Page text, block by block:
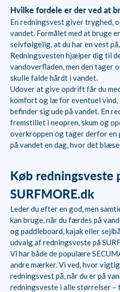
Hvilke fordele er der ved at
En redningsvest giver tryghed,
vandet. Formålet med at bruge
selvfølgelig, at du har en vest
Redningsvesten hjælper dig til
vandoverfladen, men den tager
skulle falde hårdt i vandet.
Udover at give opdrift får du
komfort og læ for eventuel vind,
befinder sig ude på vandet. En
fremstillet i neopren, skum og
overkroppen og tager derfor en
på vandet en dag, hvor det
Køb redningsveste
SURFMORE.dk
Leder du efter en god, men
kan bruge, når du færdes på
og paddleboard, kajak eller
udvalg af redningsveste på
Vi har både de populære
andre mærker. Vi ved, hvor
redningsvest på, når du er på
redningsveste i alle størrelser –